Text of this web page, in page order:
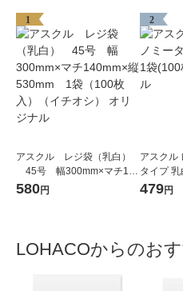
1
アスクル レジ袋（乳白）
45号 幅300mm×マチ140
mm×縦530mm 1袋（100
580円
2
アスクル
タイプ
入) オリジ
479円
LOHACOからのお